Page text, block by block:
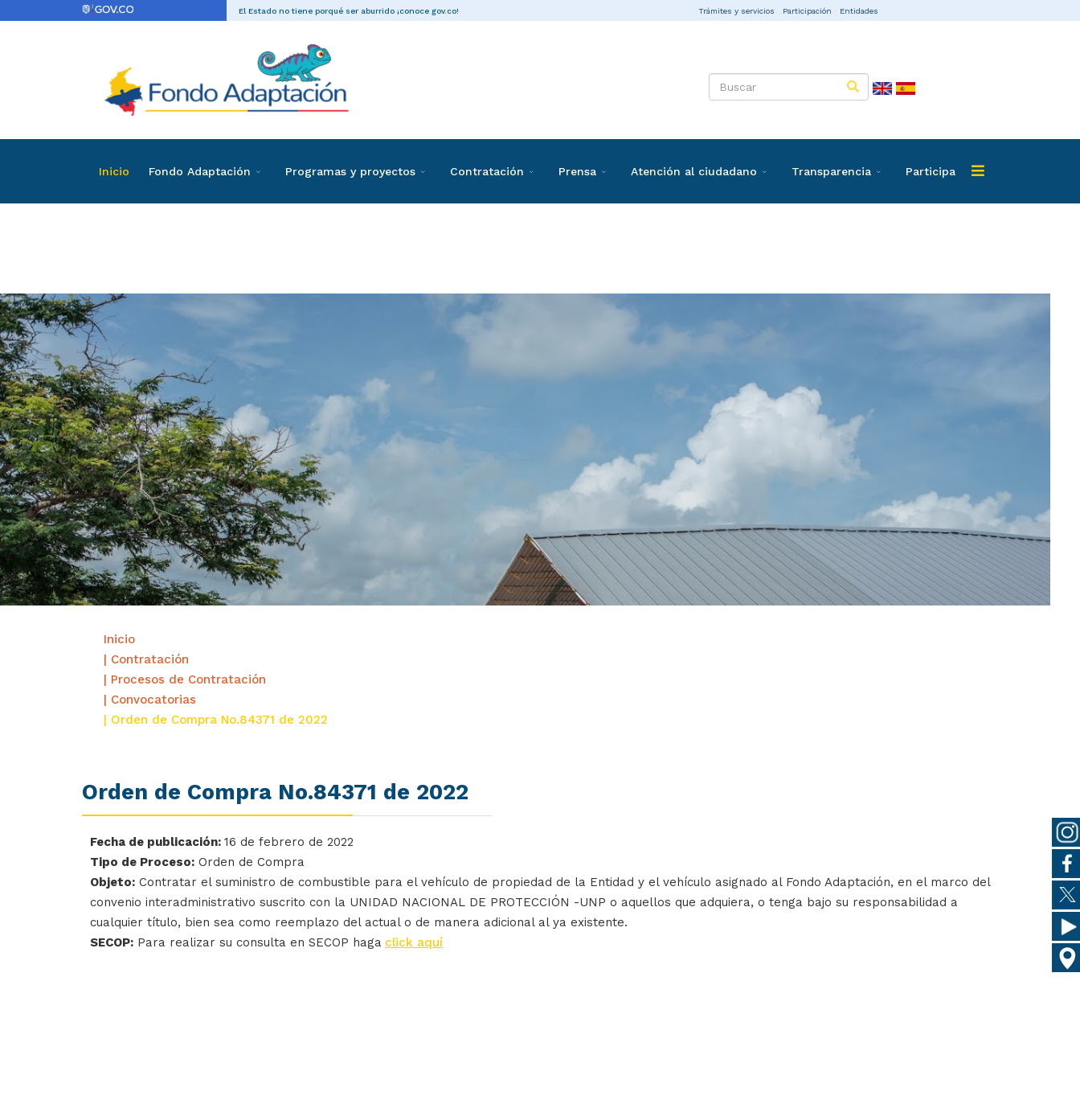
El Estado no tiene porqué ser aburrido ¡conoce gov.co! Trámites y servicios Participación Entidades
Inicio Fondo Adaptación Programas y proyectos Contratación Prensa Atención al ciudadano Transparencia Participa
Convocatorias
Inicio
| Contratación
| Procesos de Contratación
| Convocatorias
| Orden de Compra No.84371 de 2022
Orden de Compra No.84371 de 2022
Fecha de publicación: 16 de febrero de 2022
Tipo de Proceso: Orden de Compra
Objeto: Contratar el suministro de combustible para el vehículo de propiedad de la Entidad y el vehículo asignado al Fondo Adaptación, en el marco del
convenio interadministrativo suscrito con la UNIDAD NACIONAL DE PROTECCIÓN -UNP o aquellos que adquiera, o tenga bajo su responsabilidad a
cualquier título, bien sea como reemplazo del actual o de manera adicional al ya existente.
SECOP: Para realizar su consulta en SECOP haga click aquí